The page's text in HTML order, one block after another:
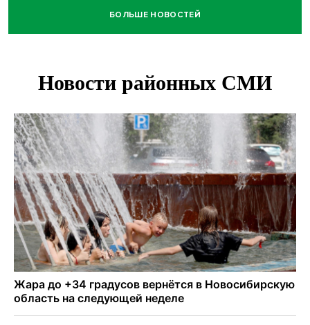
БОЛЬШЕ НОВОСТЕЙ